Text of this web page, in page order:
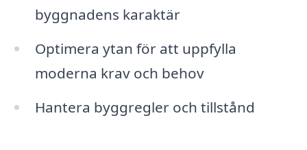
byggnadens karaktär
Optimera ytan för att uppfylla
moderna krav och behov
Hantera byggregler och tillstånd